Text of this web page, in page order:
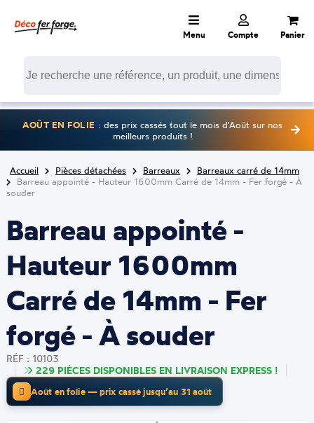
Menu Compte Panier
AOÛT EN FOLIE : des prix cassés tout le mois d'Août sur nos
meilleurs produits !
Accueil Pièces détachées Barreaux
Barreaux carré de 14mm
Barreau appointé - Hauteur 1600mm Carré de 14mm - Fer forgé - À
souder
Barreau appointé -
Hauteur 1600mm
Carré de 14mm - Fer
forgé - À souder
RÉF : 10103
229 PIÈCES DISPONIBLES EN LIVRAISON EXPRESS !
Août en folie — prix cassé jusqu’au 31 août